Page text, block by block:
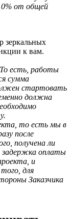
от общей
зеркальных
к вам.
есть, работы
сумма
стартовать
должна
то есть мы в
после
получена ли
задержка оплаты
и
для
Заказчика